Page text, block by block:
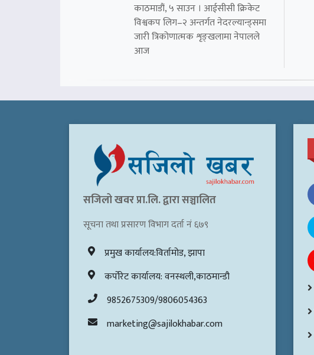
काठमाडौं, ५ साउन । आईसीसी क्रिकेट
विश्वकप लिग–२ अन्तर्गत नेदरल्यान्ड्समा
जारी त्रिकोणात्मक शृङ्खलामा नेपालले
आज
सजिलो खवर प्रा.लि. द्वारा सञ्चालित
सूचना तथा प्रसारण विभाग दर्ता नं ६७९
प्रमुख कार्यालय:विर्तामोड, झापा
कर्पोरेट कार्यालय: वनस्थली,काठमान्डौ
9852675309/9806054363
marketing@sajilokhabar.com